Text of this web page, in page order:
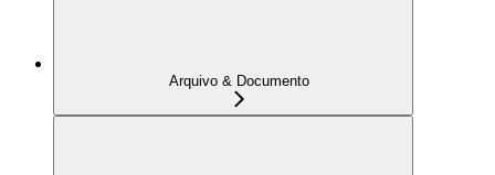
Arquivo & Documento